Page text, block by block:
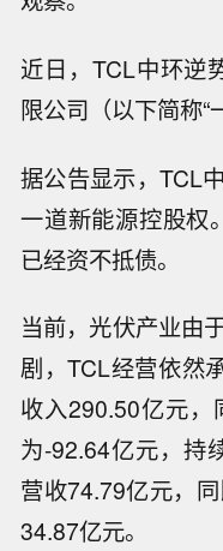
近日，TCL中环逆
限公司（以下简称“
据公告显示，TCL
一道新能源控股权
已经资不抵债。
当前，光伏产业由
剧，TCL经营依然
收入290.50亿元，
为-92.64亿元，持
营收74.79亿元，
34.87亿元。